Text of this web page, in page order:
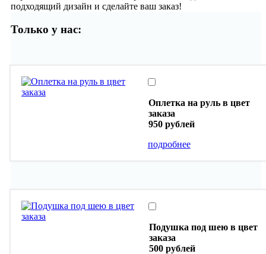
подходящий дизайн и сделайте ваш заказ!
Только у нас:
Оплетка на руль в цвет
заказа
950 рублей
подробнее
Подушка под шею в цвет
заказа
500 рублей